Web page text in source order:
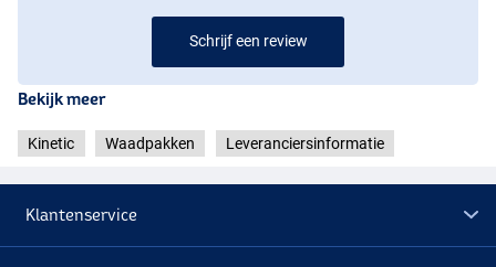
Schrijf een review
Bekijk meer
Kinetic Waadpakken Leveranciersinformatie
Klantenservice